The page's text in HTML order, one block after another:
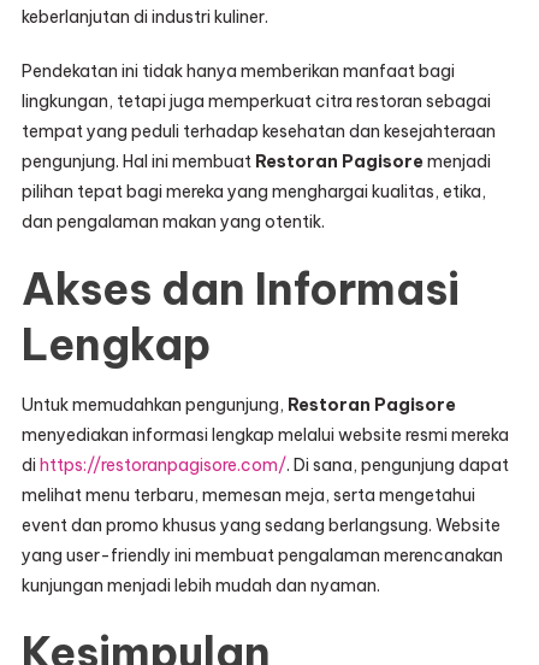
keberlanjutan di industri kuliner.
Pendekatan ini tidak hanya memberikan manfaat bagi
lingkungan, tetapi juga memperkuat citra restoran sebagai
tempat yang peduli terhadap kesehatan dan kesejahteraan
pengunjung. Hal ini membuat Restoran Pagisoremenjadi
pilihan tepat bagi mereka yang menghargai kualitas, etika,
dan pengalaman makan yang otentik.
Akses dan Informasi
Lengkap
Untuk memudahkan pengunjung, Restoran Pagisore
menyediakan informasi lengkap melalui website resmi mereka
di https://restoranpagisore.com/. Di sana, pengunjung dapat
melihat menu terbaru, memesan meja, serta mengetahui
event dan promo khusus yang sedang berlangsung. Website
yang user-friendly ini membuat pengalaman merencanakan
kunjungan menjadi lebih mudah dan nyaman.
Kesimpulan